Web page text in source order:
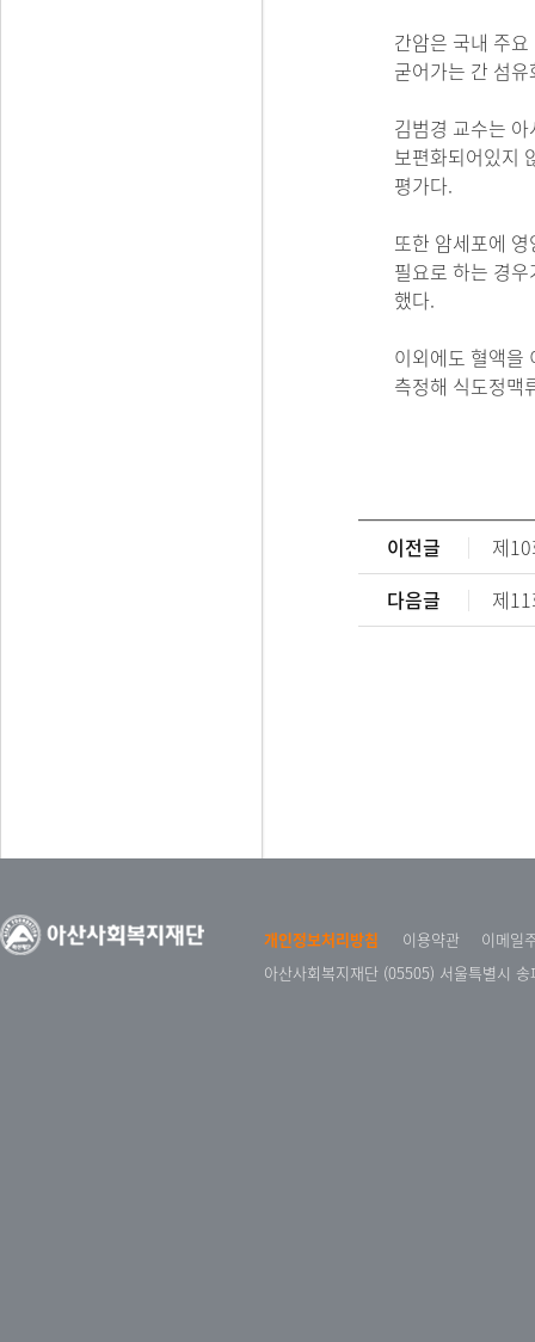
간암은 국내 주
굳어가는 간 섬
김범경 교수는
보편화되어있지
평가다.
또한 암세포에
필요로 하는 경
했다.
이외에도 혈액을
측정해 식도정맥
이전글
제
다음글
제
개인정보처리방침 이용약관
이메일
아산사회복지재단 (05505) 서울특별시